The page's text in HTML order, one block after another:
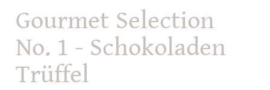
Gourmet Selection
No. 1 - Schokoladen
Trüffel